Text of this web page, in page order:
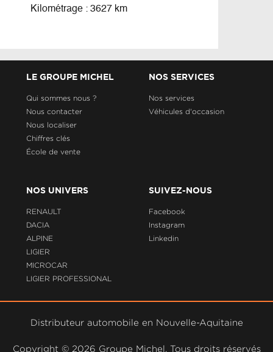
Kilométrage : 3627 km
LE GROUPE MICHEL
Qui sommes nous ?
Nous contacter
Nous localiser
Chiffres clés
École de vente
NOS SERVICES
Nos services
Véhicules d'occasion
NOS UNIVERS
RENAULT
DACIA
ALPINE
LIGIER
MICROCAR
LIGIER PROFESSIONAL
SUIVEZ-NOUS
Facebook
Instagram
Linkedin
Distributeur automobile en Nouvelle-Aquitaine
Copyright © 2026 Groupe Michel. Tous droits réservés